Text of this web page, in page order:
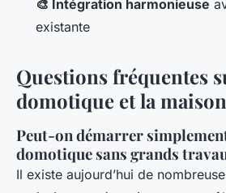
🎨 Intégration harmonieuse
existante
Questions fréquentes
domotique et la
Peut-on démarrer
domotique sans grands
Il existe aujourd’hui de